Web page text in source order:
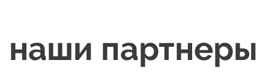
наши партнеры